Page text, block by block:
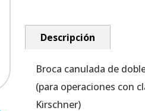
Descripción
Broca canulada de
(para operaciones con
Kirschner)